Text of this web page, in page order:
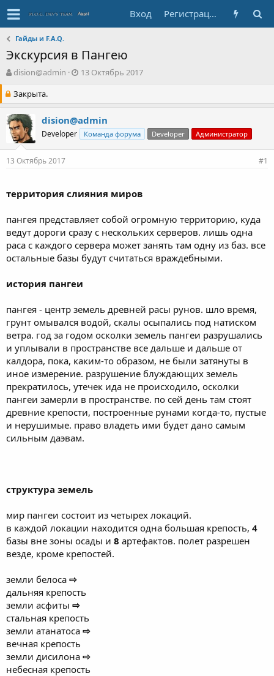
Вход Регистрация
Гайды и F.A.Q.
Экскурсия в Пангею
А
т
о
р
т
е
м
ы
dision@admin
Д
а
о
з
д
я
13 Октябрь 2017
Закрыта.
dision@admin
Developer Команда форума Developer Администратор
13 Октябрь 2017 #1
территория слияния миров
пангея представляет собой огромную территорию, куда
ведут дороги сразу с нескольких серверов. лишь одна
раса с каждого сервера может занять там одну из баз. все
остальные базы будут считаться враждебными.
история пангеи
пангея - центр земель древней расы рунов. шло время,
грунт омывался водой, скалы осыпались под натиском
ветра. год за годом осколки земель пангеи разрушались
и уплывали в пространстве все дальше и дальше от
калдора, пока, каким-то образом, не были затянуты в
иное измерение. разрушение блуждающих земель
прекратилось, утечек ида не происходило, осколки
пангеи замерли в пространстве. по сей день там стоят
древние крепости, построенные рунами когда-то, пустые
и нерушимые. право владеть ими будет дано самым
сильным даэвам.
структура земель
мир пангеи состоит из четырех локаций.
в каждой локации находится одна большая крепость, 4
базы вне зоны осады и 8 артефактов. полет разрешен
везде, кроме крепостей.
земли белоса ⇨
дальняя крепость
земли асфиты ⇨
стальная крепость
земли атанатоса ⇨
вечная крепость
земли дисилона ⇨
небесная крепость